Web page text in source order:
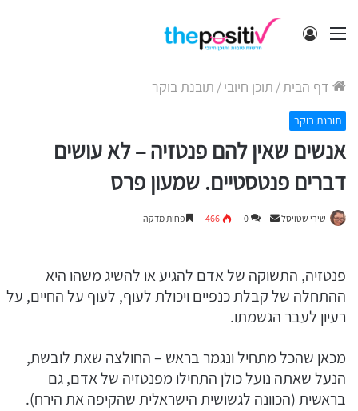
תפריט התחבר
דף הבית/ תוכן חיובי/ תובנת בוקר
תובנת בוקר
אנשים שאין להם פנטזיה – לא עושים
דברים פנטסטיים. שמעון פרס
שירי שטויסל
Send
0
466 פחות מדקה
פנטזיה, התשוקה של אדם להגיע או להשיג משהו היא
ההתחלה של קבלת כנפיים ויכולת לעוף, לעוף על החיים, על
רעיון לעבר הגשמתו.
מכאן שהכל מתחיל ונגמר בראש – החולצה שאת לובשת,
הנעל שאתה נועל כולן התחילו מפנטזיה של אדם, גם
בראשית (הכוונה לגשושית הישראלית שהקיפה את הירח).